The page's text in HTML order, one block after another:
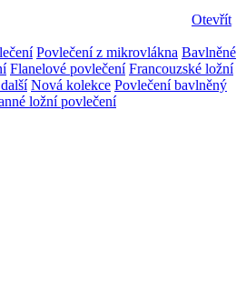
Otevřít
Povlečení z mikrovlákna Bavlněné
Flanelové povlečení Francouzské ložní
Nová kolekce Povlečení bavlněný
ložní povlečení